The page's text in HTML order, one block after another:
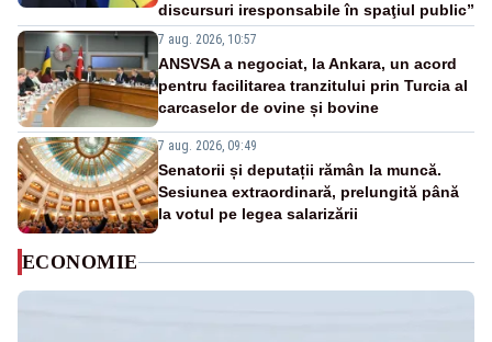
discursuri iresponsabile în spaţiul public”
7 aug. 2026, 10:57
ANSVSA a negociat, la Ankara, un acord
pentru facilitarea tranzitului prin Turcia al
carcaselor de ovine și bovine
7 aug. 2026, 09:49
Senatorii și deputații rămân la muncă.
Sesiunea extraordinară, prelungită până
la votul pe legea salarizării
ECONOMIE